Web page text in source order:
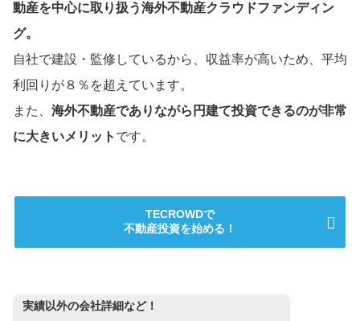
動産を中心に取り扱う海外不動産クラウドファンディン
グ。
自社で建設・監修しているから、収益率が高いため、平均
利回りが８％を超えています。
また、 海外不動産でありながら円建て投資できるのが非常
に大きいメリット です。
TECROWDで
不動産投資を始める！
実績以外の会社詳細など！